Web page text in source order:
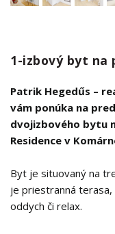
1-izbový byt na
Patrik Hegedűs –
vám ponúka na
dvojizbového bytu
Residence v
Byt je situovaný na
je priestranná
oddych či relax.